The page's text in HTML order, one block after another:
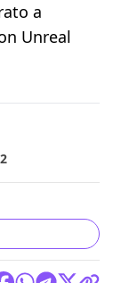
a
Unreal